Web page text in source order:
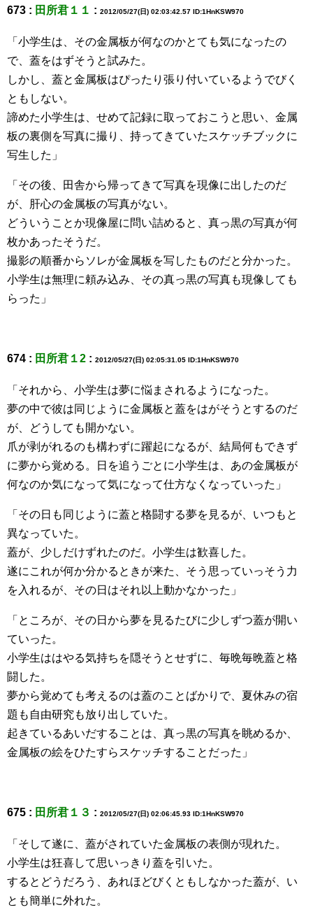
673 : 田所君１１ : 2012/05/27(日) 02:03:42.57 ID:1HnKSW970
「小学生は、その金属板が何なのかとても気になったの
で、蓋をはずそうと試みた。
しかし、蓋と金属板はぴったり張り付いているようでびく
ともしない。
諦めた小学生は、せめて記録に取っておこうと思い、金属
板の裏側を写真に撮り、持ってきていたスケッチブックに
写生した」
「その後、田舎から帰ってきて写真を現像に出したのだ
が、肝心の金属板の写真がない。
どういうことか現像屋に問い詰めると、真っ黒の写真が何
枚かあったそうだ。
撮影の順番からソレが金属板を写したものだと分かった。
小学生は無理に頼み込み、その真っ黒の写真も現像しても
らった」
674 : 田所君１2 : 2012/05/27(日) 02:05:31.05 ID:1HnKSW970
「それから、小学生は夢に悩まされるようになった。
夢の中で彼は同じように金属板と蓋をはがそうとするのだ
が、どうしても開かない。
爪が剥がれるのも構わずに躍起になるが、結局何もできず
に夢から覚める。日を追うごとに小学生は、あの金属板が
何なのか気になって気になって仕方なくなっていった」
「その日も同じように蓋と格闘する夢を見るが、いつもと
異なっていた。
蓋が、少しだけずれたのだ。小学生は歓喜した。
遂にこれが何か分かるときが来た、そう思っていっそう力
を入れるが、その日はそれ以上動かなかった」
「ところが、その日から夢を見るたびに少しずつ蓋が開い
ていった。
小学生ははやる気持ちを隠そうとせずに、毎晩毎晩蓋と格
闘した。
夢から覚めても考えるのは蓋のことばかりで、夏休みの宿
題も自由研究も放り出していた。
起きているあいだすることは、真っ黒の写真を眺めるか、
金属板の絵をひたすらスケッチすることだった」
675 : 田所君１３ : 2012/05/27(日) 02:06:45.93 ID:1HnKSW970
「そして遂に、蓋がされていた金属板の表側が現れた。
小学生は狂喜して思いっきり蓋を引いた。
するとどうだろう、あれほどびくともしなかった蓋が、い
とも簡単に外れた。